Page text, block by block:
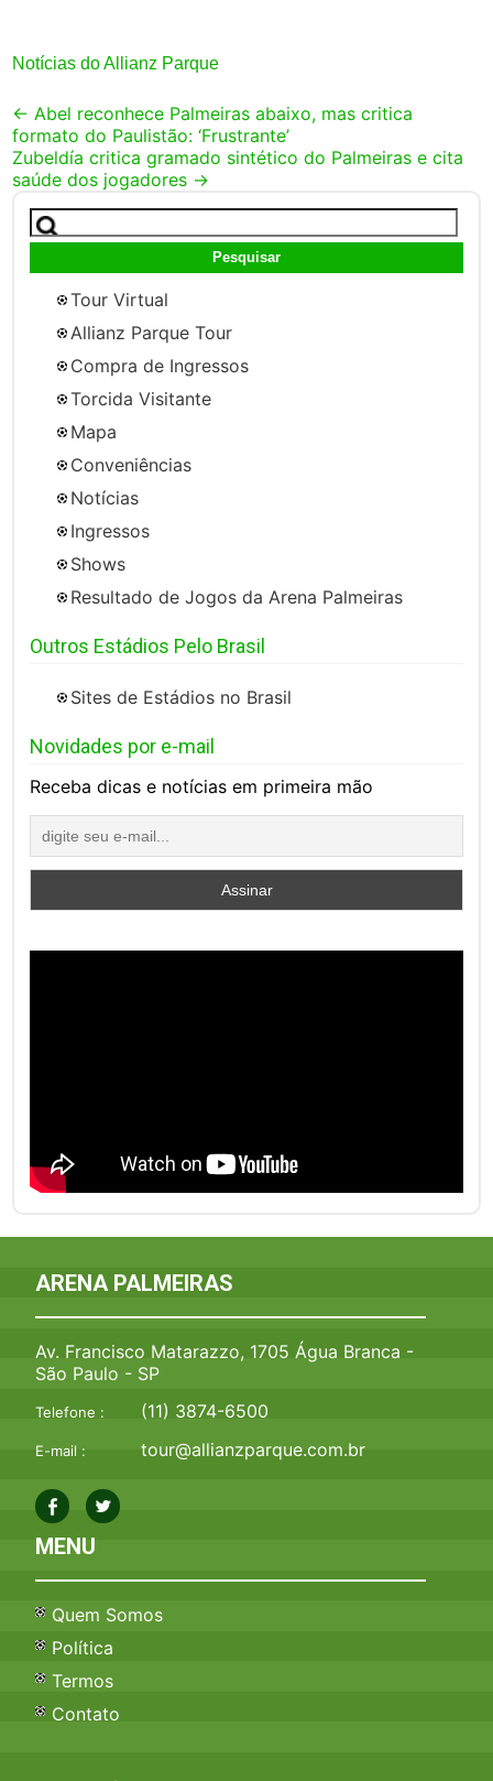
Notícias do Allianz Parque
Post
navigation
← Abel reconhece Palmeiras abaixo, mas critica
formato do Paulistão: ‘Frustrante’
Zubeldía critica gramado sintético do Palmeiras e cita
saúde dos jogadores →
Pesquisar
por:
Tour Virtual
Allianz Parque Tour
Compra de Ingressos
Torcida Visitante
Mapa
Conveniências
Notícias
Ingressos
Shows
Resultado de Jogos da Arena Palmeiras
Outros Estádios Pelo Brasil
Sites de Estádios no Brasil
Novidades por e-mail
Receba dicas e notícias em primeira mão
ARENA PALMEIRAS
Av. Francisco Matarazzo, 1705 Água Branca -
São Paulo - SP
Telefone : (11) 3874-6500
E-mail : tour@allianzparque.com.br
MENU
Quem Somos
Política
Termos
Contato